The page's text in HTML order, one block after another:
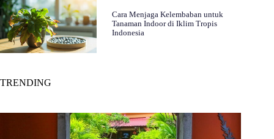
Cara Menjaga Kelembaban untuk
Tanaman Indoor di Iklim Tropis
Indonesia
TRENDING